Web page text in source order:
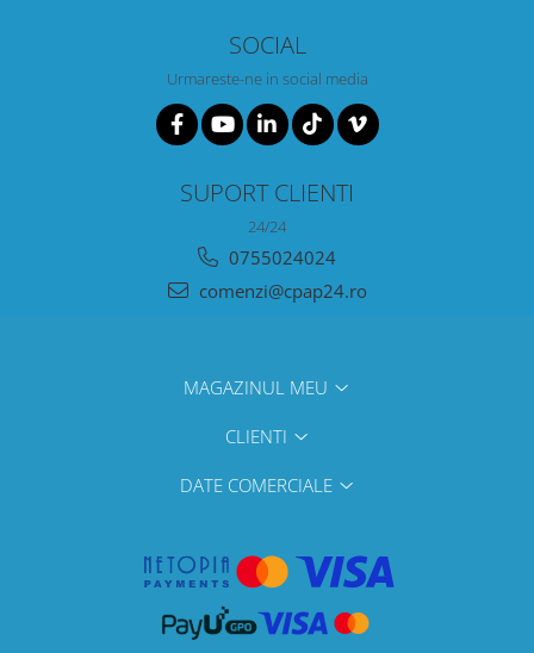
SOCIAL
Urmareste-ne in social media
SUPORT CLIENTI
24/24
0755024024
comenzi@cpap24.ro
MAGAZINUL MEU
CLIENTI
DATE COMERCIALE